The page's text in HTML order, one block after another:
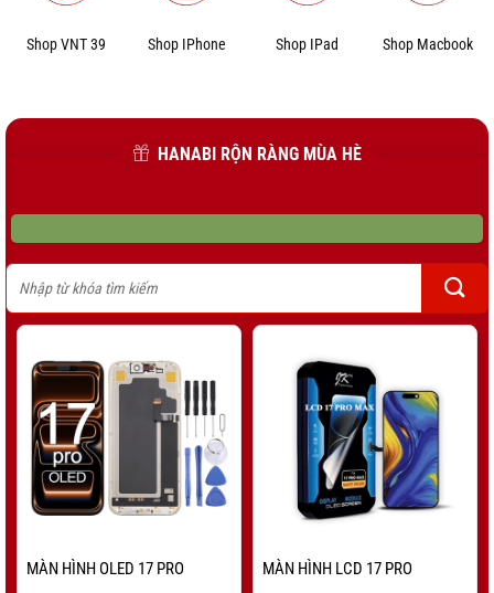
Shop VNT 39 Shop IPhone Shop IPad Shop Macbook
HANABI RỘN RÀNG MÙA HÈ
Tìm
kiếm:
MÀN HÌNH OLED 17 PRO MÀN HÌNH LCD 17 PRO